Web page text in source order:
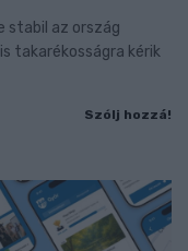
stabil az ország
takarékosságra kérik
Szólj hozzá!